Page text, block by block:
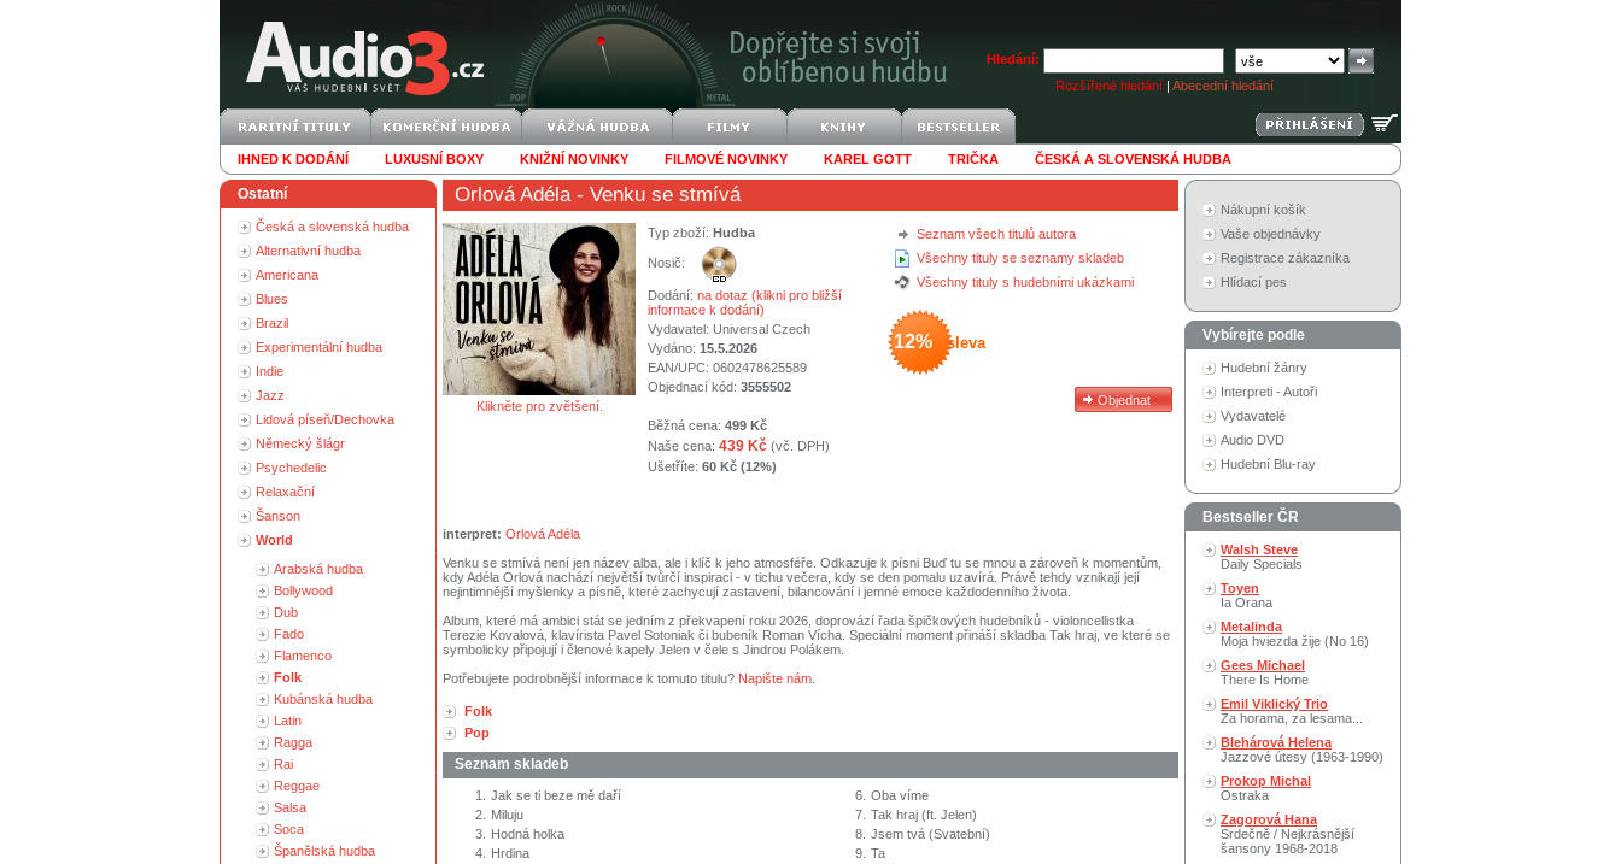
Hledání:
Rozšířené hledání | Abecední hledání
IHNED K DODÁNÍ LUXUSNÍ BOXY KNIŽNÍ NOVINKY FILMOVÉ NOVINKY KAREL GOTT TRIČKA ČESKÁ A SLOVENSKÁ HUDBA
Ostatní
Česká a slovenská hudba
Alternativní hudba
Americana
Blues
Brazil
Experimentální hudba
Indie
Jazz
Lidová píseň/Dechovka
Německý šlágr
Psychedelic
Relaxační
Šanson
World
Arabská hudba
Bollywood
Dub
Fado
Flamenco
Folk
Kubánská hudba
Latin
Ragga
Rai
Reggae
Salsa
Soca
Španělská hudba
Orlová Adéla- Venku se stmívá
Klikněte pro zvětšení.
Seznam všech titulů autora
Všechny tituly se seznamy skladeb
Všechny tituly s hudebními ukázkami
12% sleva
Typ zboží: Hudba
Nosič:
Dodání: na dotaz (klikni pro bližší
informace k dodání)
Vydavatel: Universal Czech
Vydáno: 15.5.2026
EAN/UPC: 0602478625589
Objednací kód: 3555502
Běžná cena: 499 Kč
Naše cena: 439 Kč (vč. DPH)
Ušetříte: 60 Kč (12%)
interpret: Orlová Adéla
Venku se stmívá není jen název alba, ale i klíč k jeho atmosféře. Odkazuje k písni Buď tu se mnou a zároveň k momentům,
kdy Adéla Orlová nachází největší tvůrčí inspiraci - v tichu večera, kdy se den pomalu uzavírá. Právě tehdy vznikají její
nejintimnější myšlenky a písně, které zachycují zastavení, bilancování i jemné emoce každodenního života.
Album, které má ambici stát se jedním z překvapení roku 2026, doprovází řada špičkových hudebníků - violoncellistka
Terezie Kovalová, klavírista Pavel Sotoniak či bubeník Roman Vícha. Speciální moment přináší skladba Tak hraj, ve které se
symbolicky připojují i členové kapely Jelen v čele s Jindrou Polákem.
Potřebujete podrobnější informace k tomuto titulu? Napište nám
Folk
Pop
Seznam skladeb
1.
Jak se ti beze mě daří
2.
Miluju
3.
Hodná holka
4.
Hrdina
6. Oba víme
7. Tak hraj (ft. Jelen)
8. Jsem tvá (Svatební)
9. Ta
Nákupní košík
Vaše objednávky
Registrace zákazníka
Hlídací pes
Vybírejte podle
Hudební žánry
Interpreti - Autoři
Vydavatelé
Audio DVD
Hudební Blu-ray
Bestseller ČR
Walsh Steve
Daily Specials
Toyen
Ia Orana
Metalinda
Moja hviezda žije (No 16)
Gees Michael
There Is Home
Emil Viklický Trio
Za horama, za lesama...
Blehárová Helena
Jazzové útesy (1963-1990)
Prokop Michal
Ostraka
Zagorová Hana
Srdečně / Nejkrásnější
šansony 1968-2018